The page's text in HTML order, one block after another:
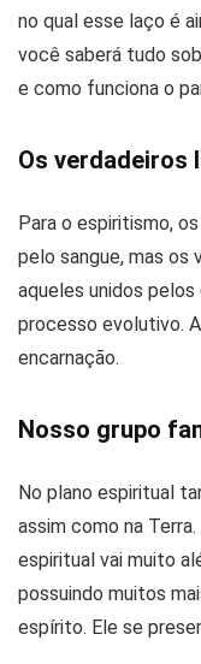
no qual esse laço é
você saberá tudo
e como funciona o
Os verdadeiros
Para o espiritismo,
pelo sangue, mas os
aqueles unidos
processo evolutivo.
encarnação.
Nosso grupo
No plano espiritual
assim como na
espiritual vai muito
possuindo muitos
espírito. Ele se